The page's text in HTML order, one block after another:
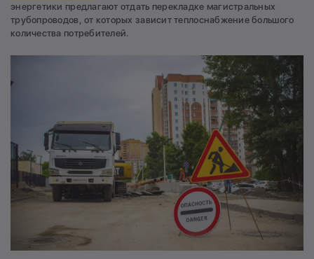
энергетики предлагают отдать перекладке магистральных
трубопроводов, от которых зависит теплоснабжение большого
количества потребителей.